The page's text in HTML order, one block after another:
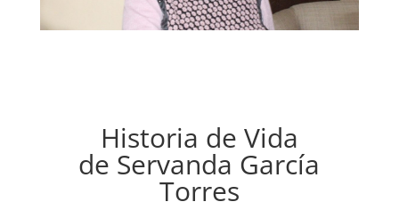
Historia de Vida
de Servanda García
Torres